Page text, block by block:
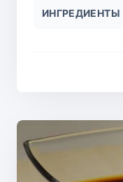
ИНГРЕДИЕНТЫ